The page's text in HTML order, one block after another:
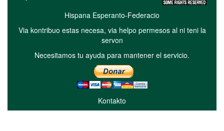
Hispana Esperanto-Federacio
Via kontribuo estas necesa, via helpo permesos al ni teni la
servon
Necesitamos tu ayuda para mantener el servicio.
Kontakto